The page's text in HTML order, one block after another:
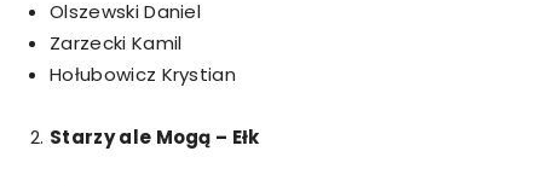
Olszewski Daniel
Zarzecki Kamil
Hołubowicz Krystian
Starzy ale Mogą – Ełk